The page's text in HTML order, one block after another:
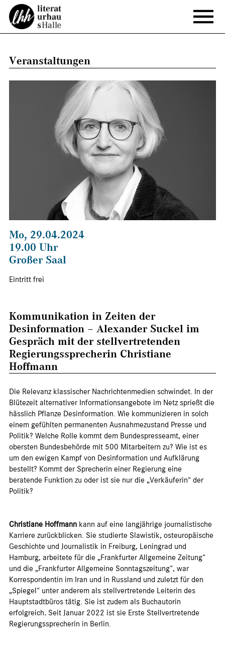
Veranstaltungen
Mo, 29.04.2024
19.00 Uhr
Großer Saal
Eintritt frei
Kommunikation in Zeiten der
Desinformation – Alexander Suckel im
Gespräch mit der stellvertretenden
Regierungssprecherin Christiane
Hoffmann
Die Relevanz klassischer Nachrichtenmedien schwindet. In der
Blütezeit alternativer Informationsangebote im Netz sprießt die
hässlich Pflanze Desinformation. Wie kommunizieren in solch
einem gefühlten permanenten Ausnahmezustand Presse und
Politik? Welche Rolle kommt dem Bundespresseamt, einer
obersten Bundesbehörde mit 500 Mitarbeitern zu? Wie ist es
um den ewigen Kampf von Desinformation und Aufklärung
bestellt? Kommt der Sprecherin einer Regierung eine
beratende Funktion zu oder ist sie nur die „Verkäuferin“ der
Politik?
Christiane Hoffmann kann auf eine langjährige journalistische
Karriere zurückblicken. Sie studierte Slawistik, osteuropäische
Geschichte und Journalistik in Freiburg, Leningrad und
Hamburg, arbeitete für die „Frankfurter Allgemeine Zeitung“
und die „Frankfurter Allgemeine Sonntagszeitung“, war
Korrespondentin im Iran und in Russland und zuletzt für den
„Spiegel“ unter anderem als stellvertretende Leiterin des
Hauptstadtbüros tätig. Sie ist zudem als Buchautorin
erfolgreich. Seit Januar 2022 ist sie Erste Stellvertretende
Regierungssprecherin in Berlin.